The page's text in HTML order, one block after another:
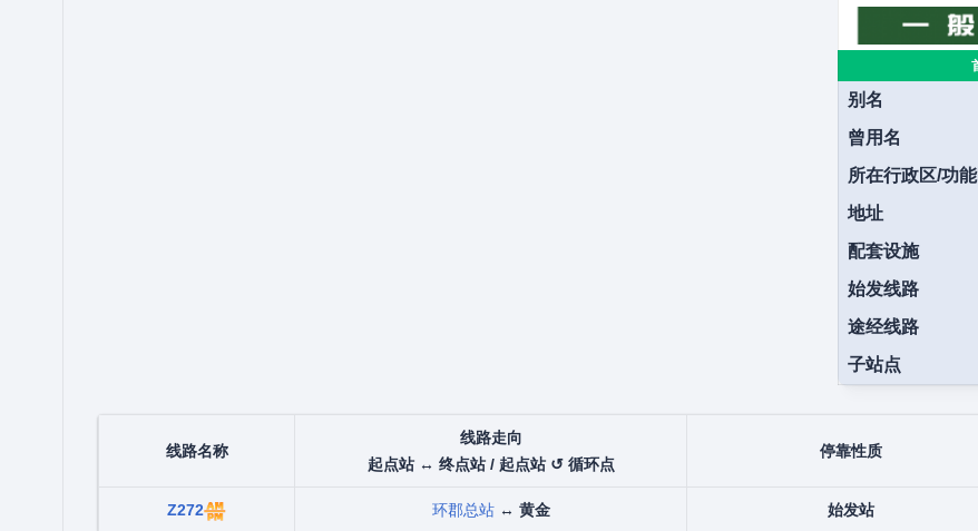
别名
曾用名
所在行政区/功
地址
配套设施
始发线路
途经线路
子站点
线路名称
线路走向
起点站 ↔ 终点站 / 起点站 ↺ 循环点
停靠性质
Z272 环郡总站↔ 黄金 始发站